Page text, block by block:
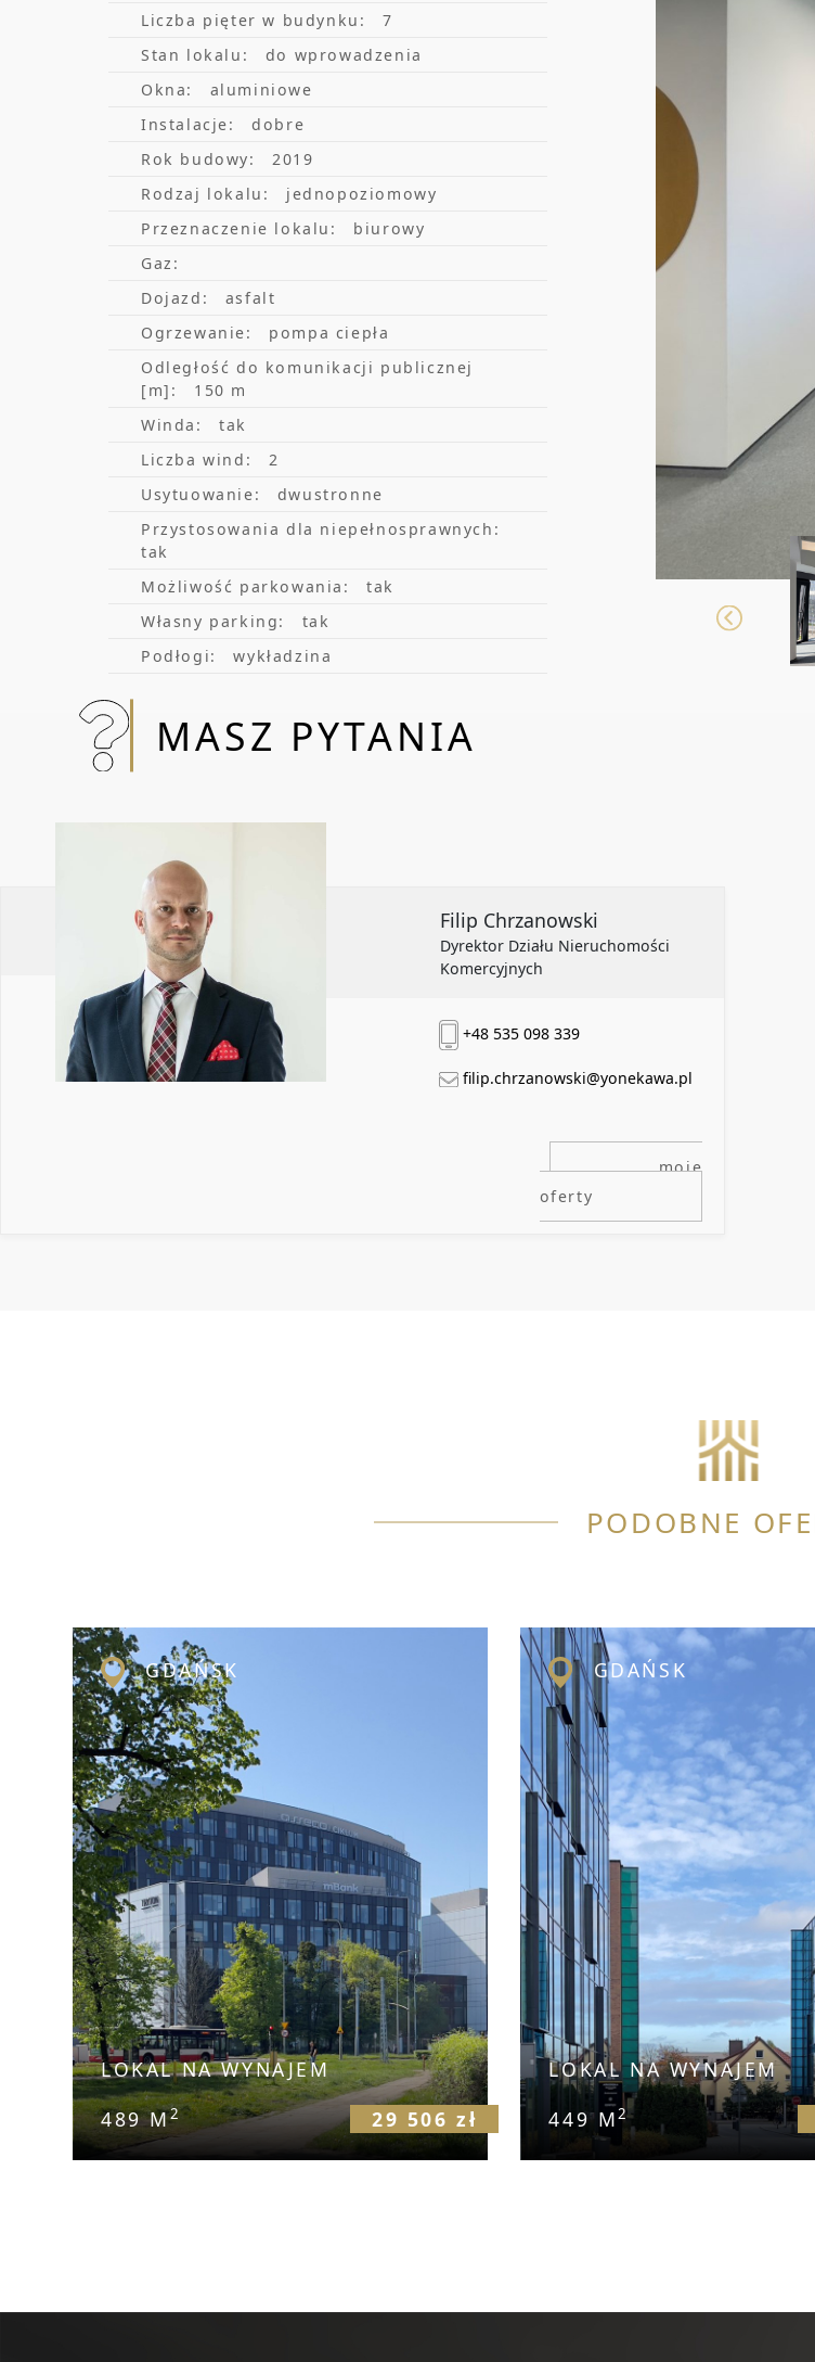
Liczba pięter w budynku:
7
Stan lokalu:
do wprowadzenia
Okna:
aluminiowe
Instalacje:
dobre
Rok budowy:
2019
Rodzaj lokalu:
jednopoziomowy
Przeznaczenie lokalu:
biurowy
Gaz:
Dojazd:
asfalt
Ogrzewanie:
pompa ciepła
Odległość do komunikacji publicznej
[m]:
150 m
Winda:
tak
Liczba wind:
2
Usytuowanie:
dwustronne
Przystosowania dla niepełnosprawnych:
tak
Możliwość parkowania:
tak
Własny parking:
tak
Podłogi:
wykładzina
MASZ PYTANIA
Filip Chrzanowski
Dyrektor Działu Nieruchomości
Komercyjnych
+48 535 098 339
filip.chrzanowski@yonekawa.pl
moje
oferty
PODOBNE
GDAŃSK
LOKAL NA WYNAJEM
489 M2 29 506 zł
GDAŃSK
LOKAL NA WYNAJEM
449 M2